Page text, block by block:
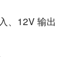
、12V 输出